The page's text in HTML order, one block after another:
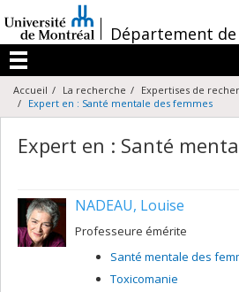
au
contenu
/Département de
Menu
Accueil La recherche
Expertises de
Expert en : Santé mentale des femmes
Expert en : Santé
NADEAU, Louise
Professeure émérite
Santé mentale des
Toxicomanie